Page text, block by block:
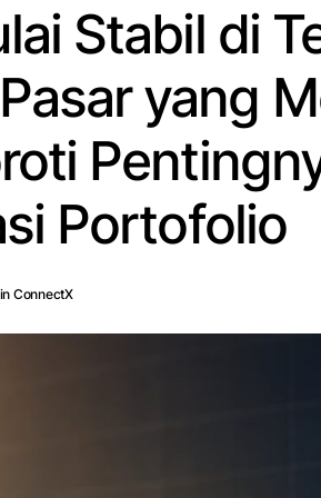
Stabil di
yang
Portofolio
ConnectX